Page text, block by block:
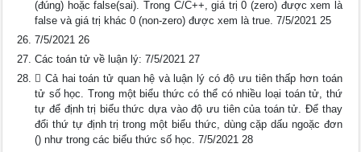
(đúng) hoặc false(sai). Trong C/C++, giá trị 0 (zero) được xem là
false và giá trị khác 0 (non-zero) được xem là true. 7/5/2021 25
7/5/2021 26
Các toán tử về luận lý: 7/5/2021 27
 Cả hai toán tử quan hệ và luận lý có độ ưu tiên thấp hơn toán
tử số học. Trong một biểu thức có thể có nhiều loại toán tử, thứ
tự để định trị biểu thức dựa vào độ ưu tiên của toán tử. Để thay
đổi thứ tự định trị trong một biểu thức, dùng cặp dấu ngoặc đơn
() như trong các biểu thức số học. 7/5/2021 28